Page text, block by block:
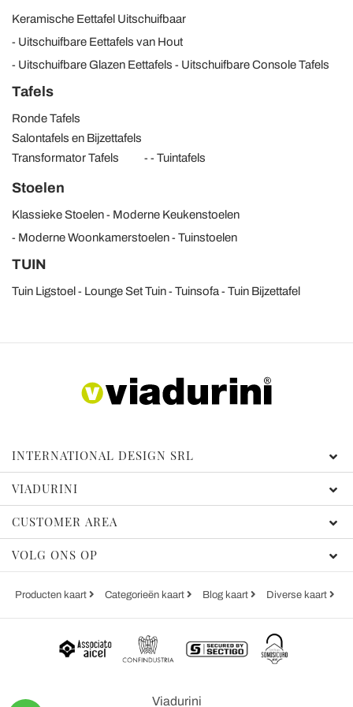
Utilizziamo i cookie per personalizzare contenuti ed
annunci, per fornire funzionalità dei social media e per
analizzare il nostro traffico. Condividiamo inoltre
informazioni sul modo in cui utilizza il nostro sito con i
pubblicità e social media, i quali potrebbero combinarle
con altre informazioni che ha fornito loro o che hanno
raccolto dal suo utilizzo dei loro servizi.
Keramische Eettafel Uitschuifbaar
Uitschuifbare Eettafels van Hout
Uitschuifbare Glazen Eettafels
Uitschuifbare Console Tafels
Tafels
Ronde Tafels
Salontafels en Bijzettafels
Transformator Tafels
Tuintafels
Stoelen
Klassieke Stoelen
Moderne Keukenstoelen
Moderne Woonkamerstoelen
Tuinstoelen
TUIN
Tuin Ligstoel Lounge Set Tuin Tuinsofa Tuin Bijzettafel
INTERNATIONAL DESIGN SRL
VIADURINI
CUSTOMER AREA
VOLG ONS OP
Producten kaart Categorieën kaart Blog kaart Diverse kaart
Viadurini